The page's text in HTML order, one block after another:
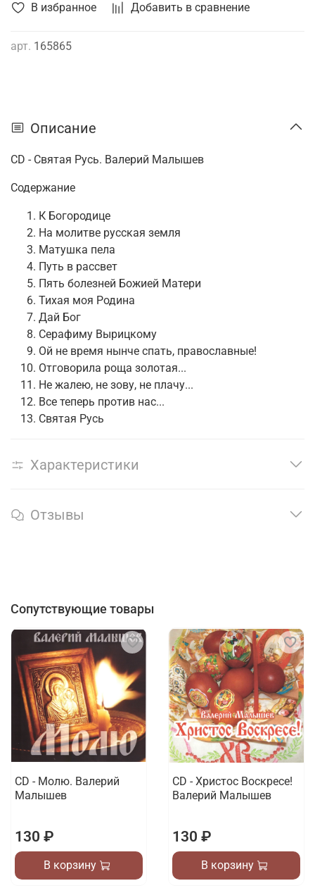
В избранное Добавить в сравнение
арт. 165865
Описание
CD - Святая Русь. Валерий Малышев
Содержание
К Богородице
На молитве русская земля
Матушка пела
Путь в рассвет
Пять болезней Божией Матери
Тихая моя Родина
Дай Бог
Серафиму Вырицкому
Ой не время нынче спать, православные!
Отговорила роща золотая...
Не жалею, не зову, не плачу...
Все теперь против нас...
Святая Русь
Характеристики
Отзывы
Сопутствующие товары
CD - Молю. Валерий
Малышев
130 ₽
В корзину
CD - Христос Воскресе!
Валерий Малышев
130 ₽
В корзину